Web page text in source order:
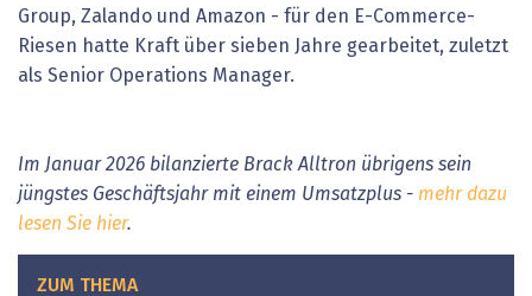
Group, Zalando und Amazon - für den E-Commerce-
Riesen hatte Kraft über sieben Jahre gearbeitet, zuletzt
als Senior Operations Manager.
Im Januar 2026 bilanzierte Brack Alltron übrigens sein
jüngstes Geschäftsjahr mit einem Umsatzplus - mehr dazu
lesen Sie hier.
ZUM THEMA